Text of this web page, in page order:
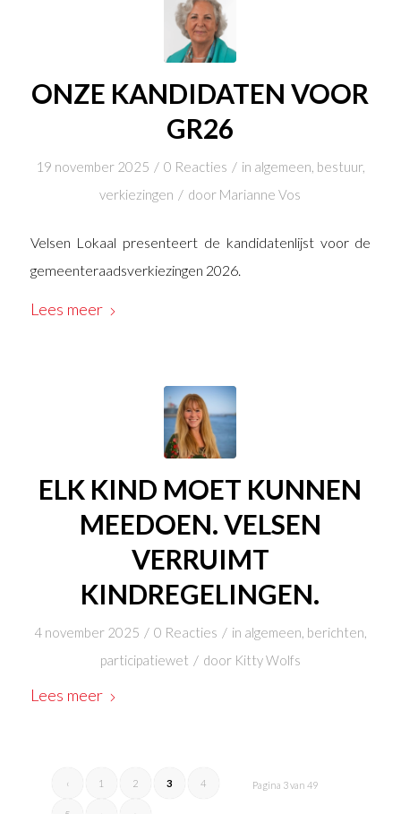
ONZE KANDIDATEN VOOR
GR26
19 november 2025 / 0 Reacties / in algemeen, bestuur,
verkiezingen / door Marianne Vos
Velsen Lokaal presenteert de kandidatenlijst voor de
gemeenteraadsverkiezingen 2026.
Lees meer
ELK KIND MOET KUNNEN
MEEDOEN. VELSEN
VERRUIMT
KINDREGELINGEN.
4 november 2025 / 0 Reacties / in algemeen, berichten,
participatiewet / door Kitty Wolfs
Lees meer
Pagina 3 van 49
‹ 1 2 3 4